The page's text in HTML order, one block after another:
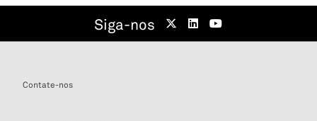
Siga-nos
Contate-nos